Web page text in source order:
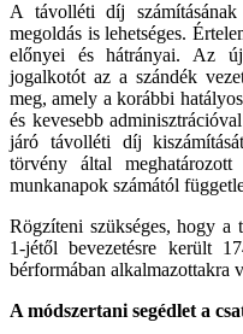
A távolléti díj
megoldás is lehetséges.
előnyei és hátrányai. Az
jogalkotót az a szándék
meg, amely a korábbi
és kevesebb
járó távolléti díj
törvény által
munkanapok számától
Rögzíteni szükséges, hogy a
1-jétől bevezetésre került
bérformában alkalmazottakra
A módszertani segédlet a